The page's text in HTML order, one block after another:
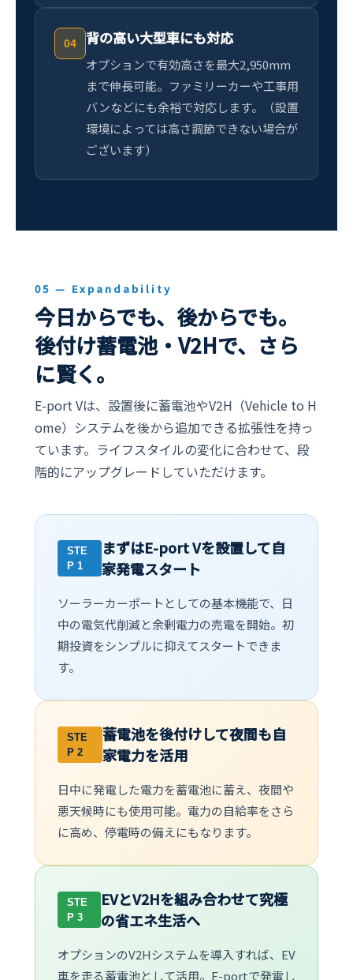
04 背の高い大型車にも対応
オプションで有効高さを最大2,950mm
まで伸長可能。ファミリーカーや工事用
バンなどにも余裕で対応します。（設置
環境によっては高さ調節できない場合が
ございます）
05 — Expandability
今日からでも、後からでも。
後付け蓄電池・V2Hで、さら
に賢く。
E-port Vは、設置後に蓄電池やV2H（Vehicle to H
ome）システムを後から追加できる拡張性を持っ
ています。ライフスタイルの変化に合わせて、段
階的にアップグレードしていただけます。
STE
P 1
まずはE-port Vを設置して自
家発電スタート
ソーラーカーポートとしての基本機能で、日
中の電気代削減と余剰電力の売電を開始。初
期投資をシンプルに抑えてスタートできま
す。
STE
P 2
蓄電池を後付けして夜間も自
家電力を活用
日中に発電した電力を蓄電池に蓄え、夜間や
悪天候時にも使用可能。電力の自給率をさら
に高め、停電時の備えにもなります。
STE
P 3
EVとV2Hを組み合わせて究極
の省エネ生活へ
オプションのV2Hシステムを導入すれば、EV
車を走る蓄電池として活用。E-portで発電し